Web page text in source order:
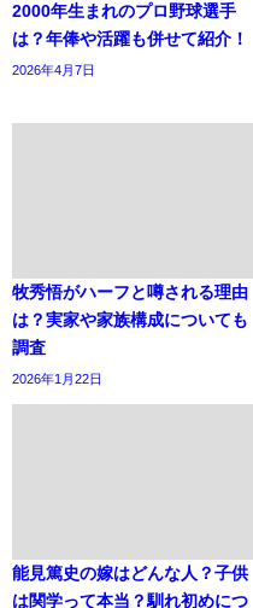
2000年生まれのプロ野球選手
は？年俸や活躍も併せて紹介！
2026年4月7日
牧秀悟がハーフと噂される理由
は？実家や家族構成についても
調査
2026年1月22日
能見篤史の嫁はどんな人？子供
は関学って本当？馴れ初めにつ